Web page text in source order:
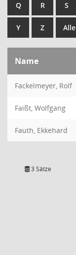
Q R S
Y Z Alle
Name
Fackelmeyer, Rolf
Faißt, Wolfgang
Fauth, Ekkehard
3 Sätze